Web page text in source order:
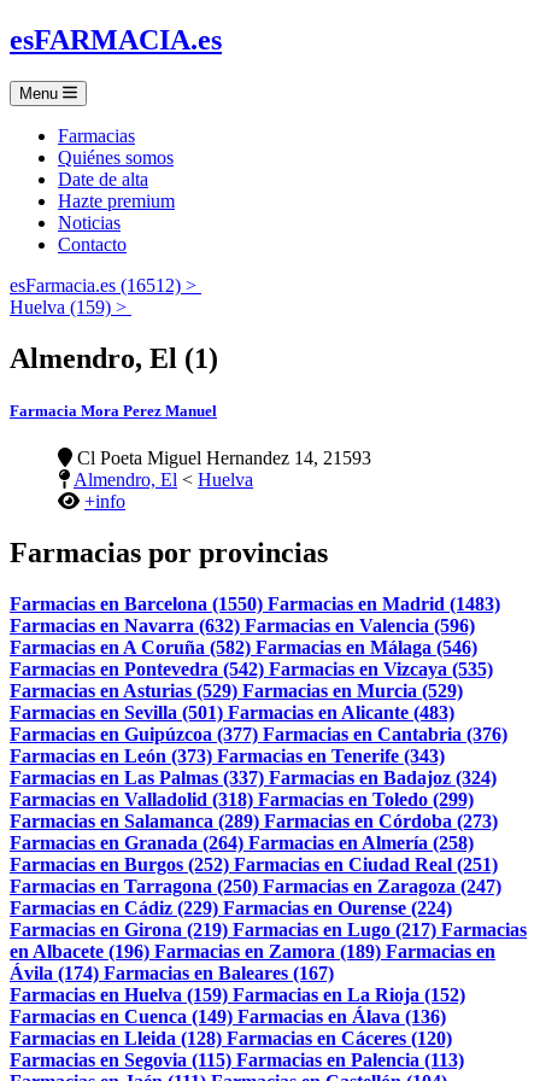
esFARMACIA.es
Menu
Farmacias
Quiénes somos
Date de alta
Hazte premium
Noticias
Contacto
esFarmacia.es (16512) >
Huelva (159) >
Almendro, El (1)
Farmacia Mora Perez Manuel
Cl Poeta Miguel Hernandez 14, 21593
Almendro, El < Huelva
+info
Farmacias por provincias
Farmacias en Barcelona (1550) Farmacias en Madrid (1483)
Farmacias en Navarra (632) Farmacias en Valencia (596)
Farmacias en A Coruña (582) Farmacias en Málaga (546)
Farmacias en Pontevedra (542) Farmacias en Vizcaya (535)
Farmacias en Asturias (529) Farmacias en Murcia (529)
Farmacias en Sevilla (501) Farmacias en Alicante (483)
Farmacias en Guipúzcoa (377) Farmacias en Cantabria (376)
Farmacias en León (373) Farmacias en Tenerife (343)
Farmacias en Las Palmas (337) Farmacias en Badajoz (324)
Farmacias en Valladolid (318) Farmacias en Toledo (299)
Farmacias en Salamanca (289) Farmacias en Córdoba (273)
Farmacias en Granada (264) Farmacias en Almería (258)
Farmacias en Burgos (252) Farmacias en Ciudad Real (251)
Farmacias en Tarragona (250) Farmacias en Zaragoza (247)
Farmacias en Cádiz (229) Farmacias en Ourense (224)
Farmacias en Girona (219) Farmacias en Lugo (217) Farmacias
en Albacete (196) Farmacias en Zamora (189) Farmacias en
Ávila (174) Farmacias en Baleares (167)
Farmacias en Huelva (159) Farmacias en La Rioja (152)
Farmacias en Cuenca (149) Farmacias en Álava (136)
Farmacias en Lleida (128) Farmacias en Cáceres (120)
Farmacias en Segovia (115) Farmacias en Palencia (113)